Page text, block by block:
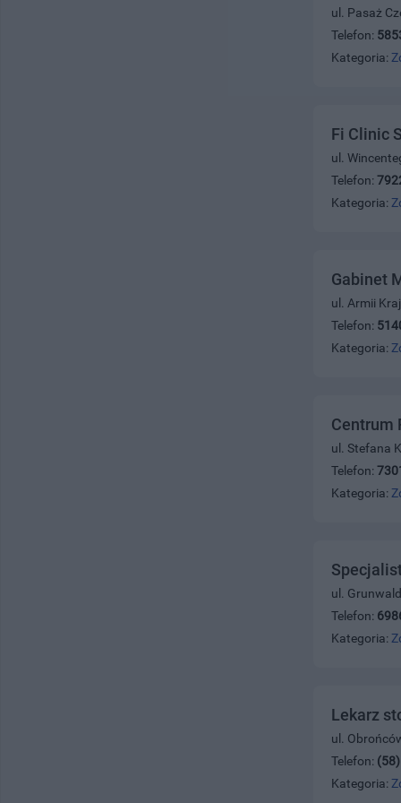
ul. Pasaż
Telefon:
Kategoria:
Fi Clinic
ul.
Telefon:
Kategoria:
Gabinet
ul. Armii
Telefon:
Kategoria:
Centrum
ul. Stefana
Telefon:
Kategoria:
ul.
Telefon:
Kategoria:
Lekarz
ul.
Telefon:
Kategoria: